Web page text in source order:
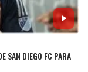
SAN DIEGO FC PARA